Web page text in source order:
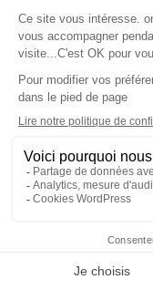
C'était, il y a...
30ans, La
Noémie Halioua
Les débats de l'été